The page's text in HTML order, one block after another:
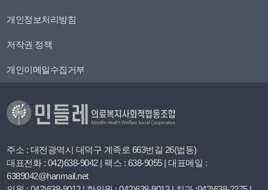
개인정보처리방침
저작권 정책
개인이메일수집거부
주소 : 대전광역시 대덕구 계족로 663번길 26(법동)
대표전화 : 042)638-9042 | 팩스 : 638-9055 | 대표메일 :
6389042@hanmail.net